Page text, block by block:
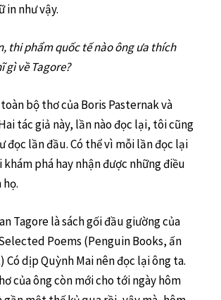
in như vậy.
thi phẩm quốc tế nào ông ưa thích
gì về Tagore?
bộ thơ của Boris Pasternak và
tác giả này, lần nào đọc lại, tôi cũng
đọc lần đầu. Có thể vì mỗi lần đọc lại
phá hay nhận được những điều
Tagore là sách gối đầu giường của
Poems (Penguin Books, ấn
Có dịp Quỳnh Mai nên đọc lại ông ta.
của ông còn mới cho tới ngày hôm